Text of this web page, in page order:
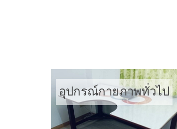
อุปกรณ์กายภาพทั่วไป